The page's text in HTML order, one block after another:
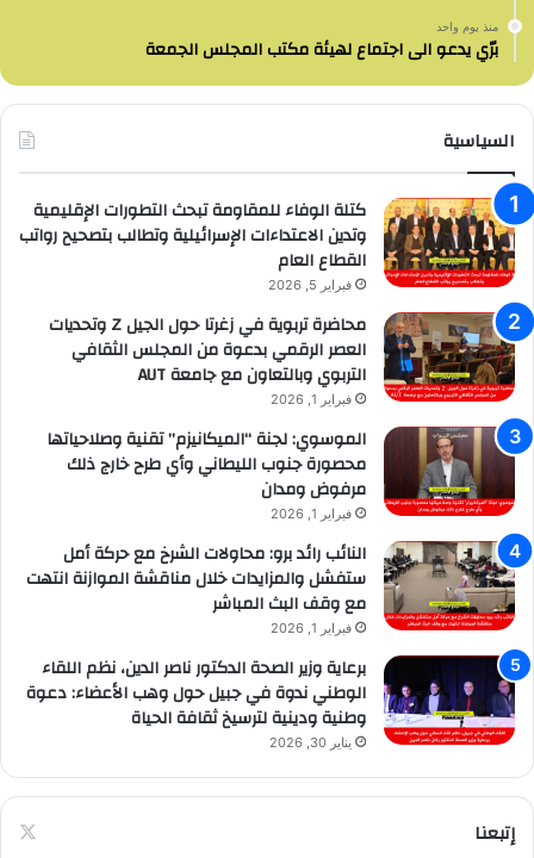
منذ يوم واحد
برّي يدعو الى اجتماع لهيئة مكتب المجلس الجمعة
السياسية
كتلة الوفاء للمقاومة تبحث التطورات الإقليمية
وتدين الاعتداءات الإسرائيلية وتطالب بتصحيح رواتب
القطاع العام
فبراير 5, 2026
محاضرة تربوية في زغرتا حول الجيل Z وتحديات
العصر الرقمي بدعوة من المجلس الثقافي
التربوي وبالتعاون مع جامعة AUT
فبراير 1, 2026
الموسوي: لجنة “الميكانيزم” تقنية وصلاحياتها
محصورة جنوب الليطاني وأي طرح خارج ذلك
مرفوض ومدان
فبراير 1, 2026
النائب رائد برو: محاولات الشرخ مع حركة أمل
ستفشل والمزايدات خلال مناقشة الموازنة انتهت
مع وقف البث المباشر
فبراير 1, 2026
برعاية وزير الصحة الدكتور ناصر الدين، نظم اللقاء
الوطني ندوة في جبيل حول وهب الأعضاء: دعوة
وطنية ودينية لترسيخ ثقافة الحياة
يناير 30, 2026
إتبعنا